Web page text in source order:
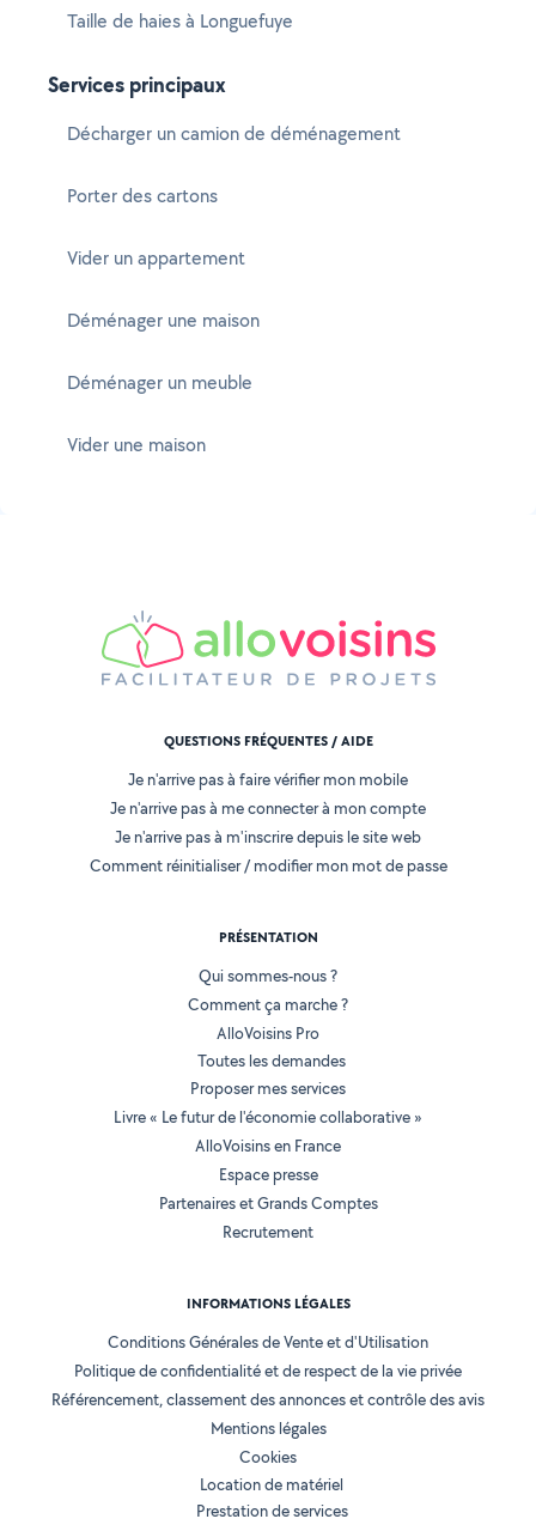
Taille de haies à Longuefuye
Services principaux
Décharger un camion de déménagement
Porter des cartons
Vider un appartement
Déménager une maison
Déménager un meuble
Vider une maison
QUESTIONS FRÉQUENTES / AIDE
Je n'arrive pas à faire vérifier mon mobile
Je n'arrive pas à me connecter à mon compte
Je n'arrive pas à m'inscrire depuis le site web
Comment réinitialiser / modifier mon mot de passe
PRÉSENTATION
Qui sommes-nous ?
Comment ça marche ?
AlloVoisins Pro
Toutes les demandes
Proposer mes services
Livre « Le futur de l'économie collaborative »
AlloVoisins en France
Espace presse
Partenaires et Grands Comptes
Recrutement
INFORMATIONS LÉGALES
Conditions Générales de Vente et d'Utilisation
Politique de confidentialité et de respect de la vie privée
Référencement, classement des annonces et contrôle des avis
Mentions légales
Cookies
Location de matériel
Prestation de services